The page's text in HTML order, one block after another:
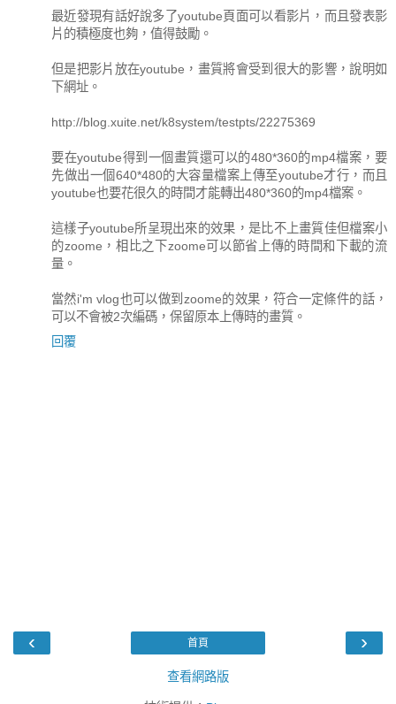
最近發現有話好說多了youtube頁面可以看影片，而且發表影
片的積極度也夠，值得鼓勵。
但是把影片放在youtube，畫質將會受到很大的影響，說明如
下網址。
http://blog.xuite.net/k8system/testpts/22275369
要在youtube得到一個畫質還可以的480*360的mp4檔案，要
先做出一個640*480的大容量檔案上傳至youtube才行，而且
youtube也要花很久的時間才能轉出480*360的mp4檔案。
這樣子youtube所呈現出來的效果，是比不上畫質佳但檔案小
的zoome，相比之下zoome可以節省上傳的時間和下載的流
量。
當然i'm vlog也可以做到zoome的效果，符合一定條件的話，
可以不會被2次編碼，保留原本上傳時的畫質。
回覆
‹ ›
首頁
查看網路版